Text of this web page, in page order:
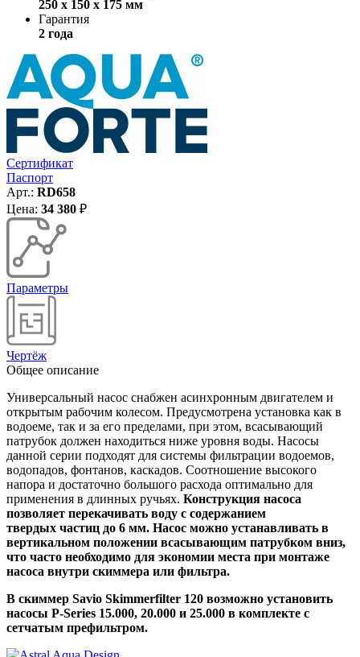
250 х 150 х 175 мм
Гарантия
2 года
Сертификат
Паспорт
Арт.: RD658
Цена: 34 380 ₽
Параметры
Чертёж
Общее описание
Универсальный насос снабжен асинхронным двигателем и
открытым рабочим колесом. Предусмотрена установка как в
водоеме, так и за его пределами, при этом, всасывающий
патрубок должен находиться ниже уровня воды. Насосы
данной серии подходят для системы фильтрации водоемов,
водопадов, фонтанов, каскадов. Соотношение высокого
напора и достаточно большого расхода оптимально для
применения в длинных ручьях. Конструкция насоса
позволяет перекачивать воду с содержанием
твердых частиц до 6 мм. Насос можно устанавливать в
вертикальном положении всасывающим патрубком вниз,
что часто необходимо для экономии места при монтаже
насоса внутри скиммера или фильтра.
В скиммер Savio Skimmerfilter 120 возможно установить
насосы P-Series 15.000, 20.000 и 25.000 в комплекте с
сетчатым префильтром.